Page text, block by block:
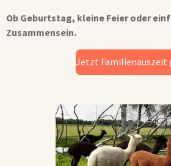
Ob Geburtstag, kleine Feier oder
Zusammensein.
Jetzt Familienauszeit